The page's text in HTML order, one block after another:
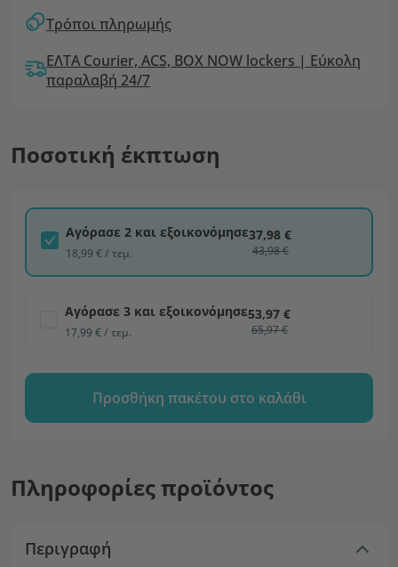
Τρόποι πληρωμής
ΕΛΤΑ Courier, ACS, BOX NOW lockers | Εύκολη
παραλαβή 24/7
Ποσοτική έκπτωση
Αγόρασε 2 και εξοικονόμησε
18,99 € / τεμ.
37,98 €
43,98 €
Αγόρασε 3 και εξοικονόμησε
17,99 € / τεμ.
53,97 €
65,97 €
Προσθήκη πακέτου στο καλάθι
Πληροφορίες προϊόντος
Περιγραφή